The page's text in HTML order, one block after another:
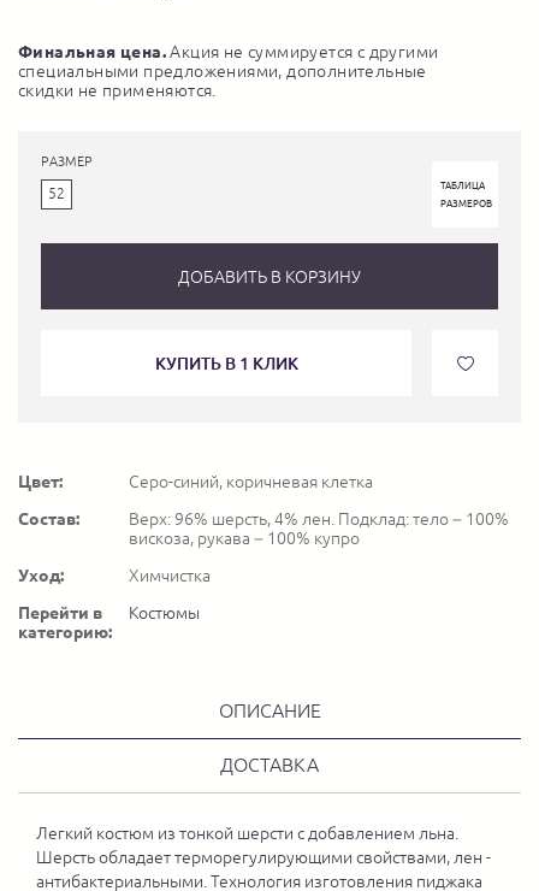
Финальная цена.Акция не суммируется с другими
специальными предложениями, дополнительные
скидки не применяются.
РАЗМЕР
52
ТАБЛИЦА
РАЗМЕРОВ
ДОБАВИТЬ В КОРЗИНУ
КУПИТЬ В 1 КЛИК
Цвет:
Серо-синий, коричневая клетка
Состав:
Верх: 96% шерсть, 4% лен. Подклад: тело – 100%
вискоза, рукава – 100% купро
Уход:
Химчистка
Перейти в
категорию:
Костюмы
ОПИСАНИЕ
ДОСТАВКА
Легкий костюм из тонкой шерсти с добавлением льна.
Шерсть обладает терморегулирующими свойствами, лен -
антибактериальными. Технология изготовления пиджака